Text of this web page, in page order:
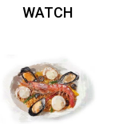
WATCH